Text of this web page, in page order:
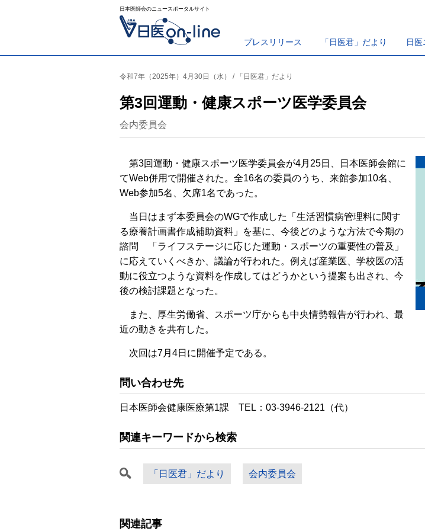
日本医師会のニュースポータルサイト
プレスリリース 「日医君」だより 日医
令和7年（2025年）4月30日（水） / 「日医君」だより
第3回運動・健康スポーツ医学委員会
会内委員会
第3回運動・健康スポーツ医学委員会が4月25日、日本医師会館に
てWeb併用で開催された。全16名の委員のうち、来館参加10名、
Web参加5名、欠席1名であった。
当日はまず本委員会のWGで作成した「生活習慣病管理料に関す
る療養計画書作成補助資料」を基に、今後どのような方法で今期の
諮問 「ライフステージに応じた運動・スポーツの重要性の普及」
に応えていくべきか、議論が行われた。例えば産業医、学校医の活
動に役立つような資料を作成してはどうかという提案も出され、今
後の検討課題となった。
また、厚生労働省、スポーツ庁からも中央情勢報告が行われ、最
近の動きを共有した。
次回は7月4日に開催予定である。
問い合わせ先
日本医師会健康医療第1課 TEL：03-3946-2121（代）
関連キーワードから検索
「日医君」だより 会内委員会
関連記事